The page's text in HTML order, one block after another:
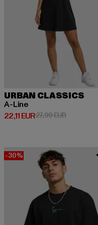
URBAN CLASSICS
A-Line
22,11 EUR
Derzeitiger Preis: 22,11 EUR
27,99 EUR
-30%